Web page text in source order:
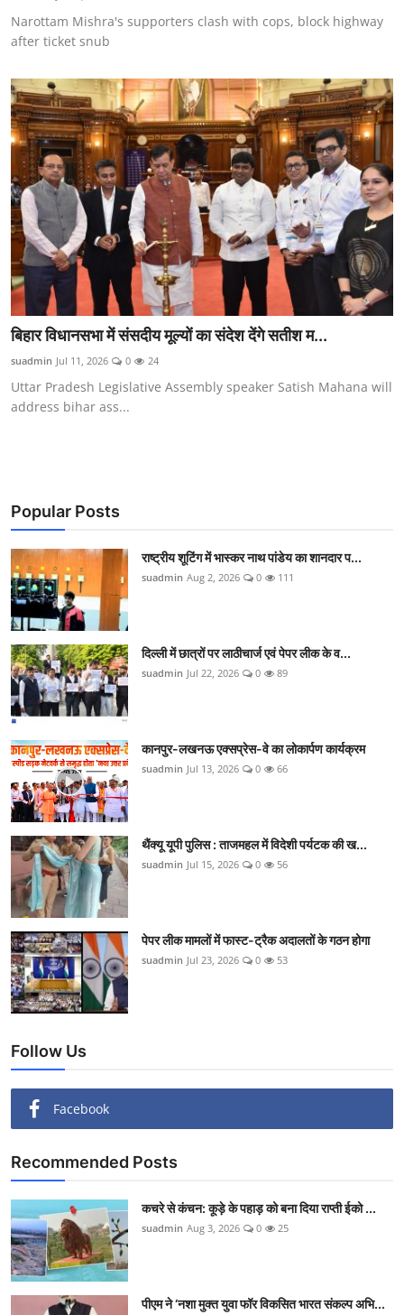
Narottam Mishra's supporters clash with cops, block highway
after ticket snub
बिहार विधानसभा में संसदीय मूल्यों का संदेश देंगे सतीश म...
suadmin Jul 11, 2026 0 24
Uttar Pradesh Legislative Assembly speaker Satish Mahana will
address bihar ass...
Popular Posts
राष्ट्रीय शूटिंग में भास्कर नाथ पांडेय का शानदार प...
suadmin Aug 2, 2026 0 111
दिल्ली में छात्रों पर लाठीचार्ज एवं पेपर लीक के व...
suadmin Jul 22, 2026 0 89
कानपुर-लखनऊ एक्सप्रेस-वे का लोकार्पण कार्यक्रम
suadmin Jul 13, 2026 0 66
थैंक्यू यूपी पुलिस : ताजमहल में विदेशी पर्यटक की ख...
suadmin Jul 15, 2026 0 56
पेपर लीक मामलों में फास्ट-ट्रैक अदालतों के गठन होगा
suadmin Jul 23, 2026 0 53
Follow Us
Facebook
Recommended Posts
कचरे से कंचन: कूड़े के पहाड़ को बना दिया राप्ती ईको ...
suadmin Aug 3, 2026 0 25
पीएम ने ‘नशा मुक्त युवा फॉर विकसित भारत संकल्प अभि...